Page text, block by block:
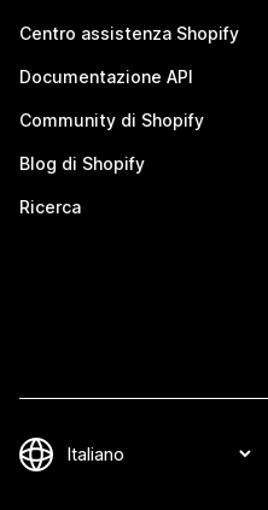
Centro assistenza Shopify
Documentazione API
Community di Shopify
Blog di Shopify
Ricerca